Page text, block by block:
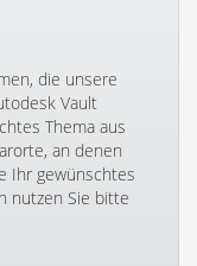
die unsere
Vault
Thema aus
an denen
Ihr gewünschtes
nutzen Sie bitte